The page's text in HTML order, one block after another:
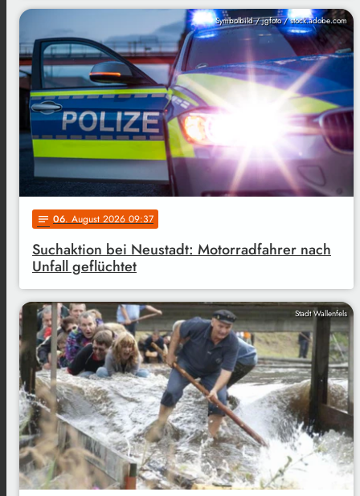
Symbolbild / jgfoto / stock.adobe.com
notes 06. August 2026 09:37
Suchaktion bei Neustadt: Motorradfahrer nach
Unfall geflüchtet
Stadt Wallenfels